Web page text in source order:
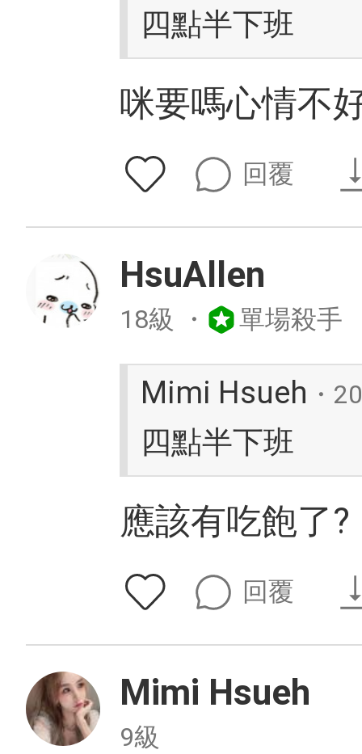
四點半下班
咪要嗎心情不
回覆
HsuAllen
18級 ・ 單場殺手
Mimi Hsueh ・
四點半下班
應該有吃飽了?
回覆
Mimi Hsueh
9級